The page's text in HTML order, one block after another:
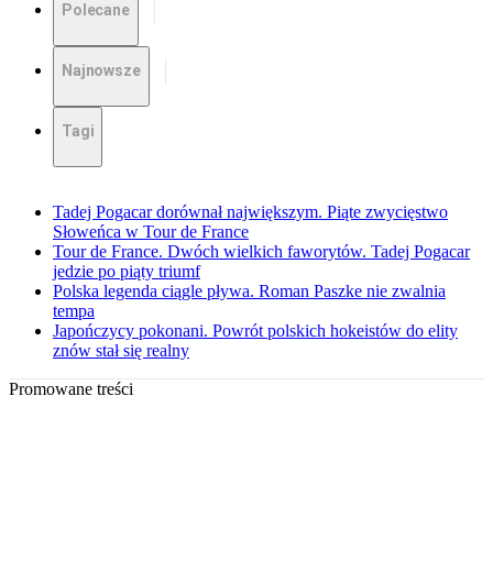
Polecane
Najnowsze
Tagi
Tadej Pogacar dorównał największym. Piąte zwycięstwo
Słoweńca w Tour de France
Tour de France. Dwóch wielkich faworytów. Tadej Pogacar
jedzie po piąty triumf
Polska legenda ciągle pływa. Roman Paszke nie zwalnia
tempa
Japończycy pokonani. Powrót polskich hokeistów do elity
znów stał się realny
Promowane treści